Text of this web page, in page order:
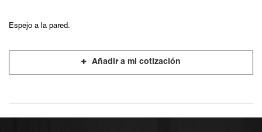
Espejo a la pared.
Añadir a mi cotización